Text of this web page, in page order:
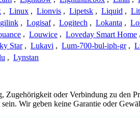
, Linux , Lionvis , Lipetsk , Liquid ,
, Logisaf , Logitech , Lokanta ,
, Louwice , Loveday Smart Home ,
Star , Lukavi , Lum-700-bul-iph-gr ,
, Lynstan
Zugehörigkeit oder Verbindung zu den
Wir geben keine Garantie oder